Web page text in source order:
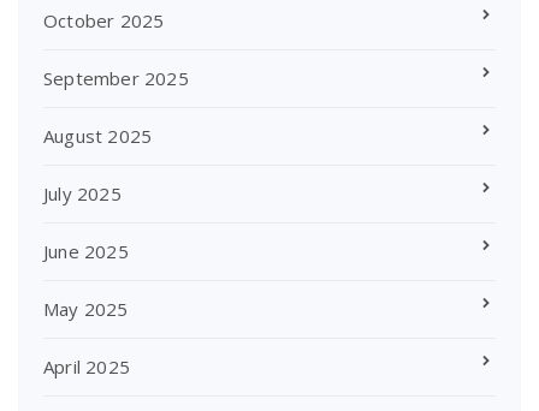
October 2025
September 2025
August 2025
July 2025
June 2025
May 2025
April 2025